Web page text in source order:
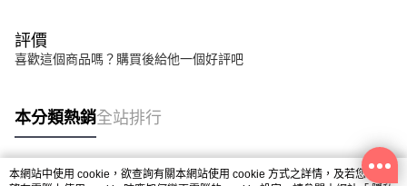
評價
喜歡這個商品嗎？購買後給他一個好評吧
本分類熱銷全站排行
本網站中使用 cookie，欲查詢有關本網站使用 cookie 方式之詳情，及若您不希